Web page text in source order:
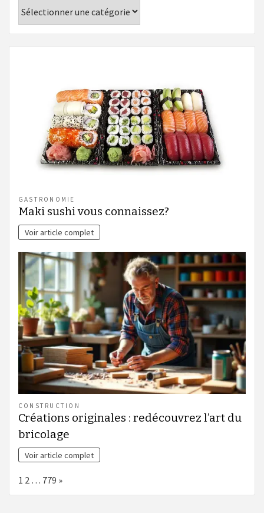
GASTRONOMIE
Maki sushi vous connaissez?
Voir article complet
CONSTRUCTION
Créations originales : redécouvrez l’art du
bricolage
Voir article complet
Page:
1 2 … 779 Next
»